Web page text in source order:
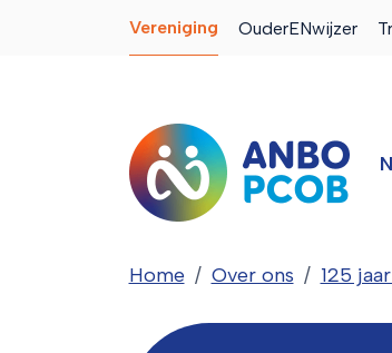
Vereniging OuderENwijzer
Home Over ons 125